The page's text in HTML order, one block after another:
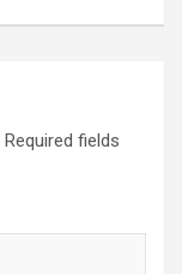
Required fields